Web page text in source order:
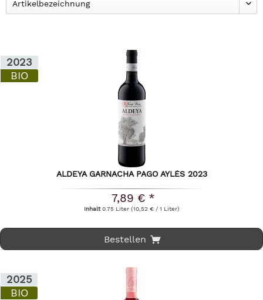
2023
BIO
ALDEYA GARNACHA PAGO AYLÉS 2023
7,89 € *
Inhalt0.75 Liter (10,52 € / 1 Liter)
Bestellen
2025
BIO